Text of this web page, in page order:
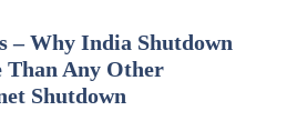
– Why India Shutdown
Any Other
Shutdown